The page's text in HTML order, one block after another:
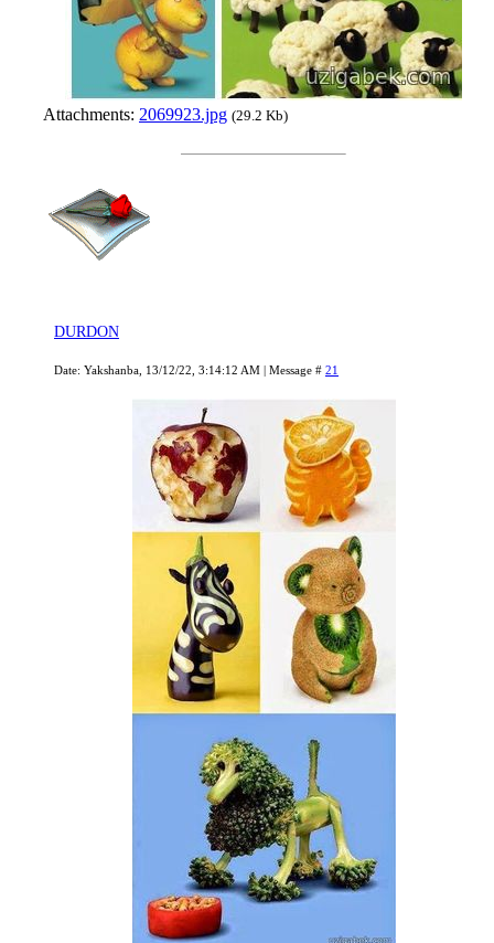
Attachments: 2069923.jpg (29.2 Kb)
DURDON
Date: Yakshanba, 13/12/22, 3:14:12 AM | Message # 21